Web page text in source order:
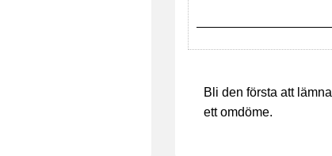
Bli den första att lämna
ett omdöme.